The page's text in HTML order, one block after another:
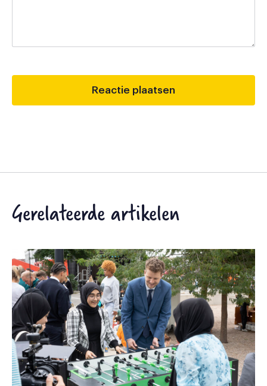
Gerelateerde artikelen